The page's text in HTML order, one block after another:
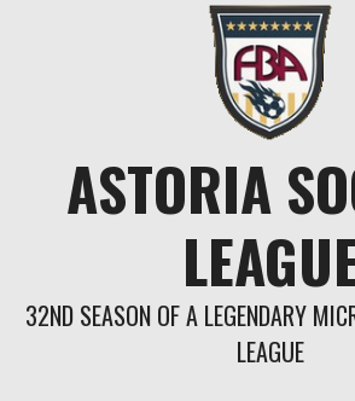
ASTORIA
32ND SEASON OF A LEGENDARY
LEAGUE